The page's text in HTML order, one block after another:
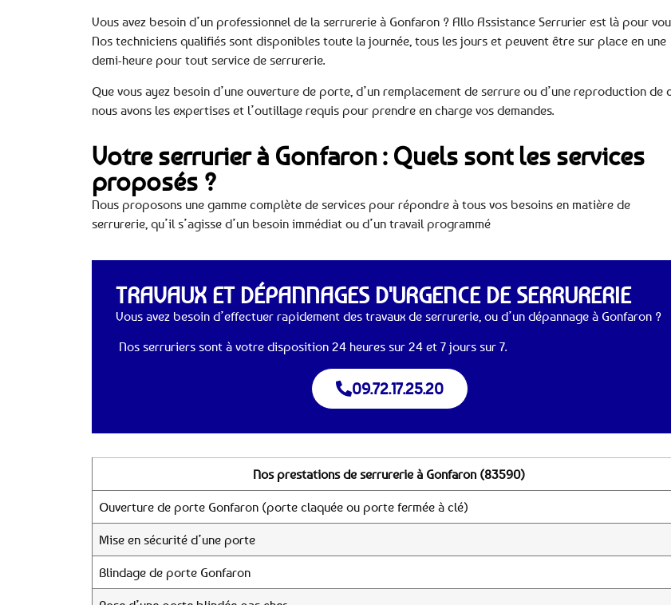
Vous avez besoin d’un professionnel de la serrurerie à Gonfaron ? Allo Assistance Serrurier est là pour
Nos techniciens qualifiés sont disponibles toute la journée, tous les jours et peuvent être sur place en une
demi-heure pour tout service de serrurerie.
Que vous ayez besoin d’une ouverture de porte, d’un remplacement de serrure ou d’une reproduction de
nous avons les expertises et l’outillage requis pour prendre en charge vos demandes.
Votre serrurier à Gonfaron : Quels sont les services
proposés ?
Nous proposons une gamme complète de services pour répondre à tous vos besoins en matière de
serrurerie, qu’il s’agisse d’un besoin immédiat ou d’un travail programmé
TRAVAUX ET DÉPANNAGES D'URGENCE DE SERRURERIE
Vous avez besoin d’effectuer rapidement des travaux de serrurerie, ou d’un dépannage à Gonfaron ?
Nos serruriers sont à votre disposition 24 heures sur 24 et 7 jours sur 7.
09.72.17.25.20
Nos prestations de serrurerie à Gonfaron (83590)
Ouverture de porte Gonfaron (porte claquée ou porte fermée à clé)
Mise en sécurité d’une porte
Blindage de porte Gonfaron